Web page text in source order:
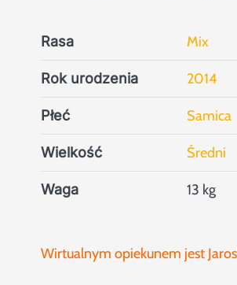
Rasa Mix
Rok urodzenia 2014
Płeć Samica
Wielkość Średni
Waga 13 kg
Wirtualnym opiekunem jest